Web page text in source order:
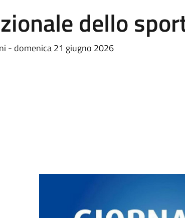
dello
- domenica 21 giugno 2026